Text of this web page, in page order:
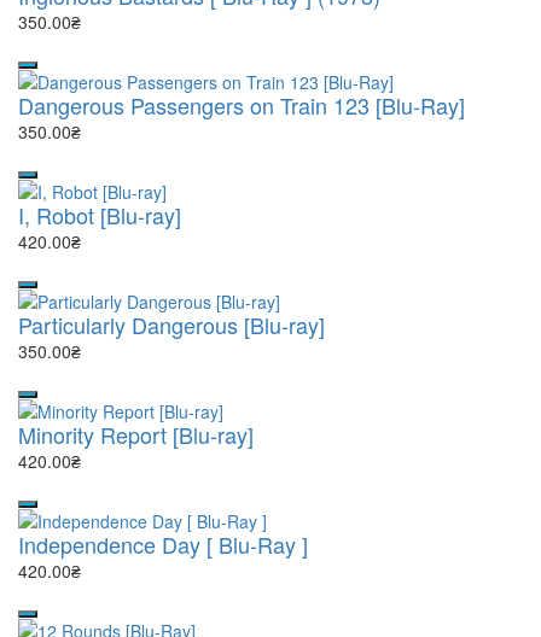
350.00₴
Dangerous Passengers on Train 123 [Blu-Ray]
350.00₴
I, Robot [Blu-ray]
420.00₴
Particularly Dangerous [Blu-ray]
350.00₴
Minority Report [Blu-ray]
420.00₴
Independence Day [ Blu-Ray ]
420.00₴